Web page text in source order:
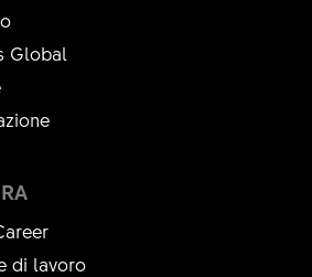
Global
di lavoro